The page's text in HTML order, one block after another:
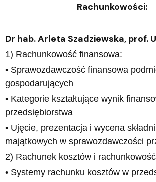
Rachunkowości:
Dr hab. Arleta Szadziewska, prof.
1) Rachunkowość finansowa:
• Sprawozdawczość finansowa
gospodarujących
• Kategorie kształtujące wynik
przedsiębiorstwa
• Ujęcie, prezentacja i wycena
majątkowych w sprawozdawczości
2) Rachunek kosztów i
• Systemy rachunku kosztów w